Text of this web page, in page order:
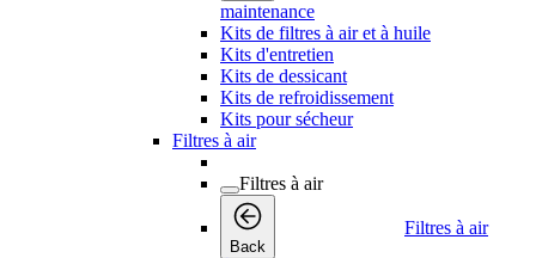
maintenance
Kits de filtres à air et à huile
Kits d'entretien
Kits de dessicant
Kits de refroidissement
Kits pour sécheur
Filtres à air
Filtres à air
Back
Filtres à air